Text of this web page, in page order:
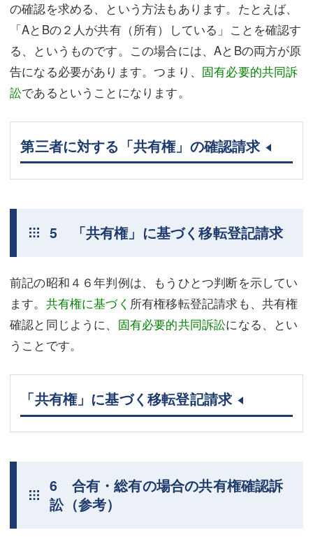
の確認を求める、という方法もあります。たとえば、
「AとBの２人が共有（所有）している」ことを確認す
る、というものです。この場合には、AとBの両方が原
告になる必要があります。つまり、 固有必要的共同訴
訟であるということになります。
第三者に対する「共有権」の確認請求
5 「共有権」に基づく移転登記請求
前記の昭和４６年判例は、もうひとつ判断を示してい
ます。 共有権に基づく 所有権移転登記請求も、共有権
確認と同じように、 固有必要的共同訴訟になる、とい
うことです。
「共有権」に基づく移転登記請求
6 合有・総有の場合の共有権確認訴
訟（参考）